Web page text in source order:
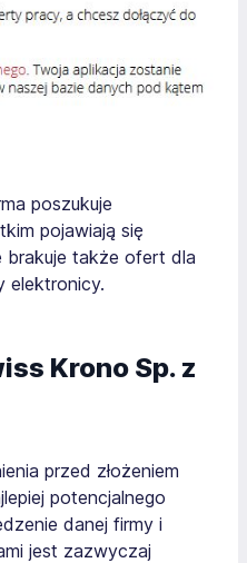
poszukuje
pojawiają się
brakuje także ofert dla
elektronicy.
Krono Sp. z
przed złożeniem
potencjalnego
danej firmy i
jest zazwyczaj